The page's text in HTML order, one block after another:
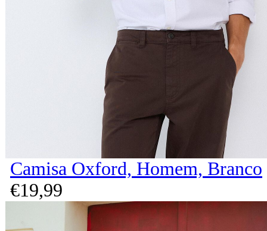
Camisa Oxford, Homem, Branco
€19,99